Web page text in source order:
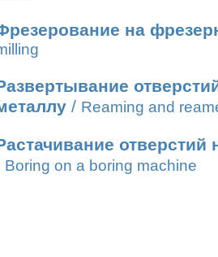
на
/ Reaming and
отверстий
Boring on a boring machine